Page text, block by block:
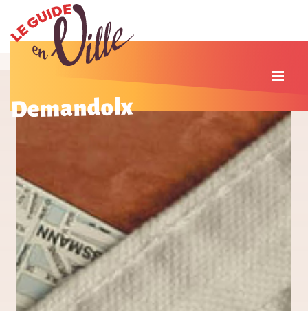
Demandolx